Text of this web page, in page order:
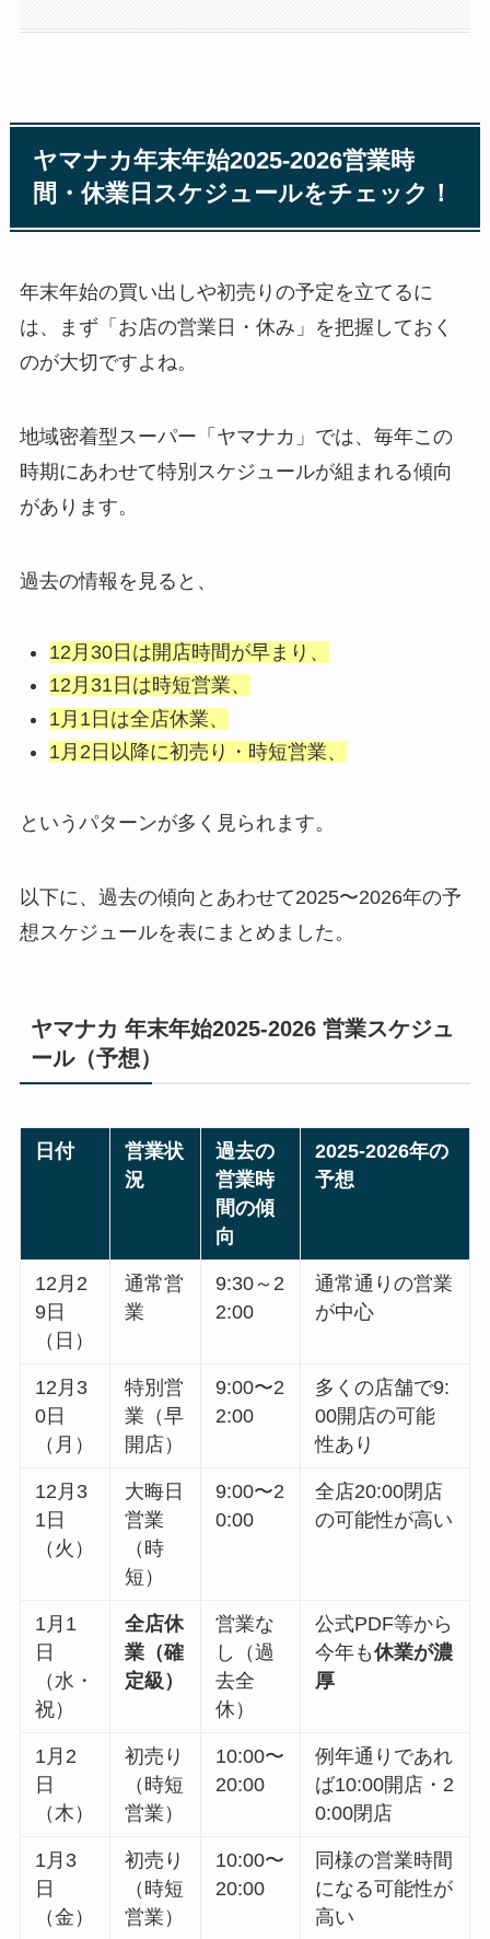
ヤマナカ年末年始2025-2026営業時
間・休業日スケジュールをチェック！
年末年始の買い出しや初売りの予定を立てるに
は、まず「お店の営業日・休み」を把握しておく
のが大切ですよね。
地域密着型スーパー「ヤマナカ」では、毎年この
時期にあわせて特別スケジュールが組まれる傾向
があります。
過去の情報を見ると、
12月30日は開店時間が早まり、
12月31日は時短営業、
1月1日は全店休業、
1月2日以降に初売り・時短営業、
というパターンが多く見られます。
以下に、過去の傾向とあわせて2025〜2026年の予
想スケジュールを表にまとめました。
ヤマナカ 年末年始2025-2026 営業スケジュ
ール（予想）
日付
営業状
況
過去の
営業時
間の傾
向
2025-2026年の
予想
12月2
9日
（日）
通常営
業
9:30～2
2:00
通常通りの営業
が中心
12月3
0日
（月）
特別営
業（早
開店）
9:00〜2
2:00
多くの店舗で9:
00開店の可能
性あり
12月3
1日
（火）
大晦日
営業
（時
短）
9:00〜2
0:00
全店20:00閉店
の可能性が高い
1月1
日
（水・
祝）
全店休
業（確
定級）
営業な
し（過
去全
休）
公式PDF等から
今年も休業が濃
厚
1月2
日
（木）
初売り
（時短
営業）
10:00〜
20:00
例年通りであれ
ば10:00開店・2
0:00閉店
1月3
日
（金）
初売り
（時短
営業）
10:00〜
20:00
同様の営業時間
になる可能性が
高い